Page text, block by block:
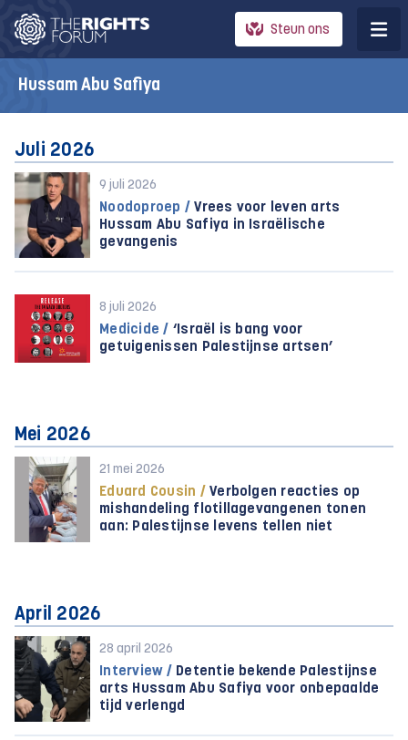
Steun ons
Hussam Abu Safiya
Juli 2026
9 juli 2026
Noodoproep / Vrees voor leven arts
Hussam Abu Safiya in Israëlische
gevangenis
8 juli 2026
Medicide / ‘Israël is bang voor
getuigenissen Palestijnse artsen’
Mei 2026
21 mei 2026
Eduard Cousin / Verbolgen reacties op
mishandeling flotillagevangenen tonen
aan: Palestijnse levens tellen niet
April 2026
28 april 2026
Interview / Detentie bekende Palestijnse
arts Hussam Abu Safiya voor onbepaalde
tijd verlengd